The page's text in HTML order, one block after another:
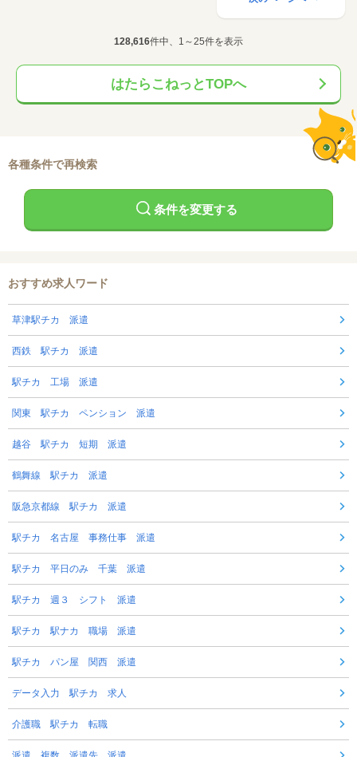
128,616件中、1～25件を表示
はたらこねっとTOPへ
各種条件で再検索
条件を変更する
おすすめ求人ワード
草津駅チカ 派遣
西鉄 駅チカ 派遣
駅チカ 工場 派遣
関東 駅チカ ペンション 派遣
越谷 駅チカ 短期 派遣
鶴舞線 駅チカ 派遣
阪急京都線 駅チカ 派遣
駅チカ 名古屋 事務仕事 派遣
駅チカ 平日のみ 千葉 派遣
駅チカ 週３ シフト 派遣
駅チカ 駅ナカ 職場 派遣
駅チカ パン屋 関西 派遣
データ入力 駅チカ 求人
介護職 駅チカ 転職